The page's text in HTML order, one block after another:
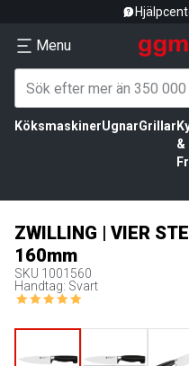
Menu
KöksmaskinerUgnarGrillar
&
ZWILLING | VIER
160mm
SKU 1001560
Handtag: Svart